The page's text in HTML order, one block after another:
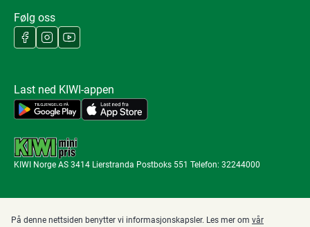
Følg oss
Last ned KIWI-appen
KIWI Norge AS 3414 Lierstranda Postboks 551 Telefon: 32244000
På denne nettsiden benytter vi informasjonskapsler. Les mer om vår